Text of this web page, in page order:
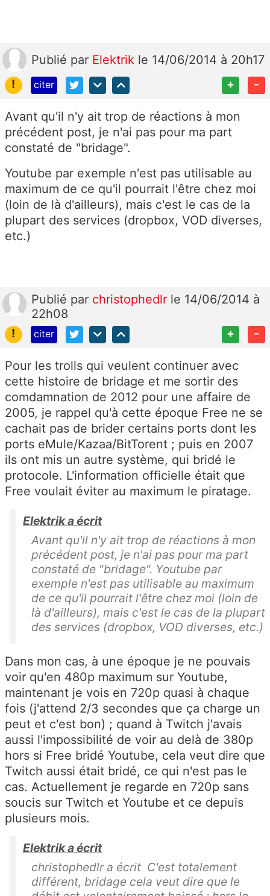
Publié par Elektrik le 14/06/2014 à 20h17
!
citer + -
Avant qu'il n'y ait trop de réactions à mon
précédent post, je n'ai pas pour ma part
constaté de "bridage".
Youtube par exemple n'est pas utilisable au
maximum de ce qu'il pourrait l'être chez moi
(loin de là d'ailleurs), mais c'est le cas de la
plupart des services (dropbox, VOD diverses,
etc.)
Publié par christophedlr le 14/06/2014 à
22h08
!
citer + -
Pour les trolls qui veulent continuer avec
cette histoire de bridage et me sortir des
comdamnation de 2012 pour une affaire de
2005, je rappel qu'à cette époque Free ne se
cachait pas de brider certains ports dont les
ports eMule/Kazaa/BitTorent ; puis en 2007
ils ont mis un autre système, qui bridé le
protocole. L'information officielle était que
Free voulait éviter au maximum le piratage.
Elektrik a écrit
Avant qu'il n'y ait trop de réactions à mon
précédent post, je n'ai pas pour ma part
constaté de "bridage". Youtube par
exemple n'est pas utilisable au maximum
de ce qu'il pourrait l'être chez moi (loin de
là d'ailleurs), mais c'est le cas de la plupart
des services (dropbox, VOD diverses, etc.)
Dans mon cas, à une époque je ne pouvais
voir qu'en 480p maximum sur Youtube,
maintenant je vois en 720p quasi à chaque
fois (j'attend 2/3 secondes que ça charge un
peut et c'est bon) ; quand à Twitch j'avais
aussi l'impossibilité de voir au delà de 380p
hors si Free bridé Youtube, cela veut dire que
Twitch aussi était bridé, ce qui n'est pas le
cas. Actuellement je regarde en 720p sans
soucis sur Twitch et Youtube et ce depuis
plusieurs mois.
Elektrik a écrit
christophedlr a écrit C'est totalement
différent, bridage cela veut dire que le